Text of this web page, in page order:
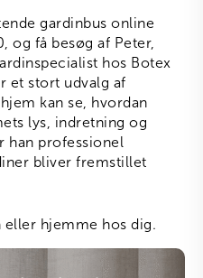
gardinbus online
og få besøg af Peter,
hos Botex
et stort udvalg af
kan se, hvordan
lys, indretning og
han professionel
bliver fremstillet
eller hjemme hos dig.